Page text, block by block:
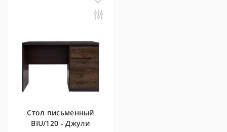
Стол письменный
BIU/120 - Джули